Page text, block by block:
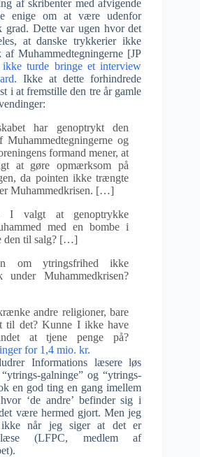
af skribenter med afvigende
enige om at være udenfor
Dette var ugen hvor det
at danske trykkerier ikke
Muhammedtegningerne [JP
turde bringe et interview
. Ikke at dette forhindrede
i at fremstille den tre år gamle
har genoptrykt den
Muhammedtegningerne og
formand mener, at
at gøre opmærksom på
da pointen ikke trængte
Muhammedkrisen. […]
I valgt at genoptrykke
med en bombe i
den til salg? […]
om ytringsfrihed ikke
under Muhammedkrisen?
andre religioner, bare
til det? Kunne I ikke have
at tjene penge på?
for 1,4 mio. kr.
Informations læsere løs
galninge” og “ytrings-
en god ting en gang imellem
‘de andre’ befinder sig i
være hermed gjort. Men jeg
ikke når jeg siger at det er
(LFPC, medlem af